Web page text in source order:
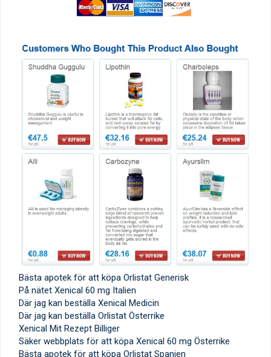
Bästa apotek för att köpa Orlistat Generisk
På nätet Xenical 60 mg Italien
Där jag kan beställa Xenical Medicin
Där jag kan beställa Orlistat Österrike
Xenical Mit Rezept Billiger
Säker webbplats för att köpa Xenical 60 mg Österrike
Bästa apotek för att köpa Orlistat Spanien